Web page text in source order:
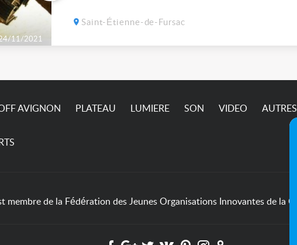
11/2021
Saint-Étienne-de-Fursac
AVIGNON PLATEAU LUMIERE SON VIDEO AUTRES
membre de la Fédération des Jeunes Organisations Innovantes de la